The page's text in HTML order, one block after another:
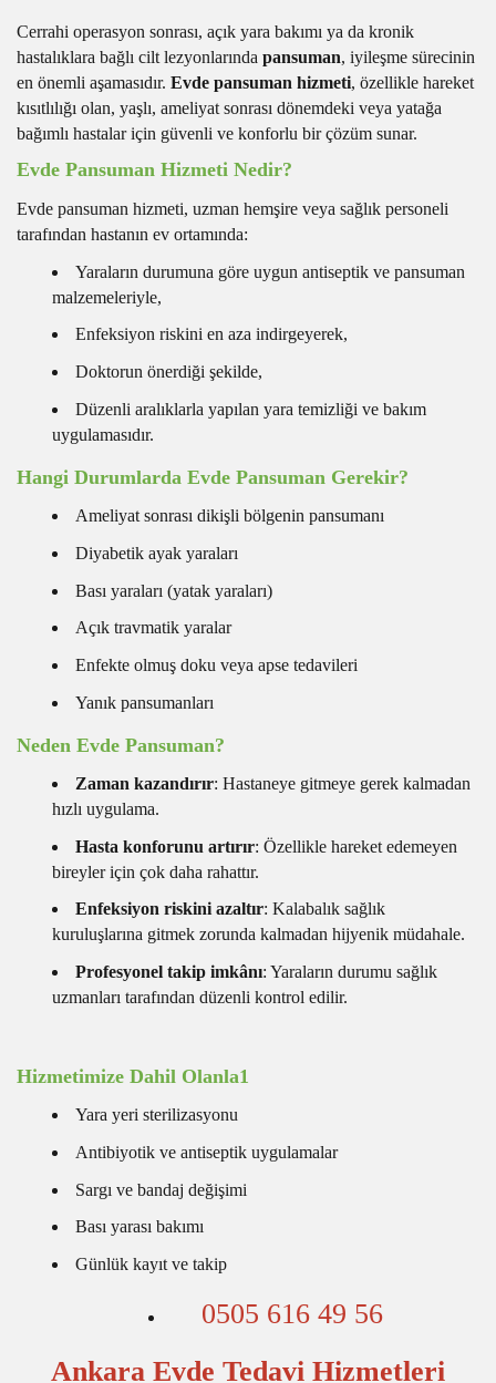
Cerrahi operasyon sonrası, açık yara bakımı ya da kronik
hastalıklara bağlı cilt lezyonlarında pansuman, iyileşme sürecinin
en önemli aşamasıdır. Evde pansuman hizmeti, özellikle hareket
kısıtlılığı olan, yaşlı, ameliyat sonrası dönemdeki veya yatağa
bağımlı hastalar için güvenli ve konforlu bir çözüm sunar.
Evde Pansuman Hizmeti Nedir?
Evde pansuman hizmeti, uzman hemşire veya sağlık personeli
tarafından hastanın ev ortamında:
Yaraların durumuna göre uygun antiseptik ve pansuman
malzemeleriyle,
Enfeksiyon riskini en aza indirgeyerek,
Doktorun önerdiği şekilde,
Düzenli aralıklarla yapılan yara temizliği ve bakım
uygulamasıdır.
Hangi Durumlarda Evde Pansuman Gerekir?
Ameliyat sonrası dikişli bölgenin pansumanı
Diyabetik ayak yaraları
Bası yaraları (yatak yaraları)
Açık travmatik yaralar
Enfekte olmuş doku veya apse tedavileri
Yanık pansumanları
Neden Evde Pansuman?
Zaman kazandırır: Hastaneye gitmeye gerek kalmadan
hızlı uygulama.
Hasta konforunu artırır: Özellikle hareket edemeyen
bireyler için çok daha rahattır.
Enfeksiyon riskini azaltır: Kalabalık sağlık
kuruluşlarına gitmek zorunda kalmadan hijyenik müdahale.
Profesyonel takip imkânı: Yaraların durumu sağlık
uzmanları tarafından düzenli kontrol edilir.
Hizmetimize Dahil Olanla1
Yara yeri sterilizasyonu
Antibiyotik ve antiseptik uygulamalar
Sargı ve bandaj değişimi
Bası yarası bakımı
Günlük kayıt ve takip
0505 616 49 56
Ankara Evde Tedavi Hizmetleri